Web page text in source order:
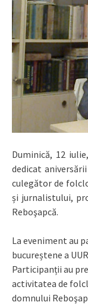
Duminică, 12
dedicat
culegător de
și jurnalistului,
Reboşapcă.
La eveniment au
bucureștene a
Participanții au
activitatea de
domnului